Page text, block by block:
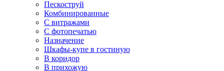
Пескоструй
Комбинированные
С витражами
С фотопечатью
Назначение
Шкафы-купе в гостиную
В коридор
В прихожую